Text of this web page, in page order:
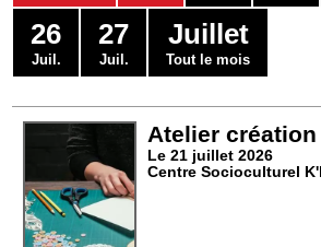
26
Juil.
27
Juil.
Juillet
Tout le mois
Atelier
Le 21 juillet 2026
Centre Socioculturel